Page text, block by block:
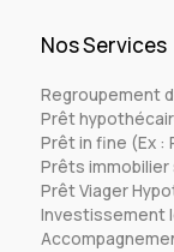
Nos Services
Regroupement
Prêt
Prêt in fine (Ex :
Prêts
Prêt Viager
Investissement